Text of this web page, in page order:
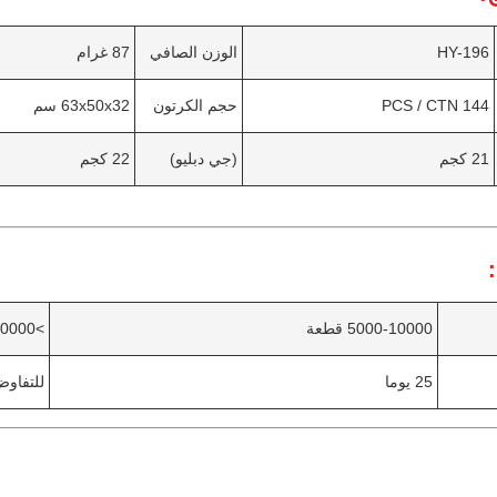
HY-196 الوزن الصافي 87 غرام
144 PCS / CTN حجم الكرتون 63x50x32 سم
21 كجم (جي دبليو) 22 كجم
5000-10000 قطعة >10000 قطعة
25 يوما